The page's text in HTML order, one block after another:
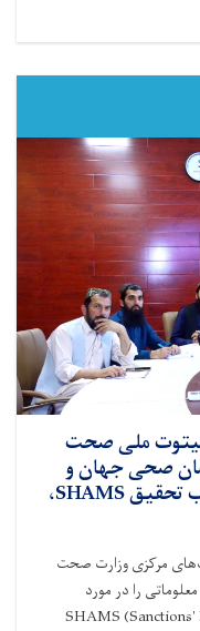
ملی صحت
صحی جهان و
استاد رضا مجیدزاده طراح چارچوب تحقیق SHAMS،
مرکزی وزارت صحت
را در مورد
SHAMS (Sanctions'